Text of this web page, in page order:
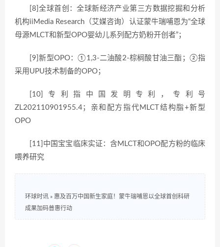
[8]全球首创：全球新经济产业第三方数据挖掘和分析
机构iiMedia Research（艾媒咨询）认证蒙牛瑞哺恩为“全球
母源MLCT和新型OPO婴幼儿系列配方奶粉开创者”；
[9]新型OPO：①1,3-二油酸2-棕榈酸甘油三酯；②指
采用UPU技术制备的OPO；
[10]专利指中国发明专利，专利号
ZL202110901955.4；亲和配方指代MLCT结构脂+新型
OPO
[11]中国宝宝临床实证：含MLCT和OPO配方粉的临床
喂养研究
环球时讯 » 惠及百万中国新生家庭！蒙牛瑞哺恩以全球首创科研
成果加码普惠行动